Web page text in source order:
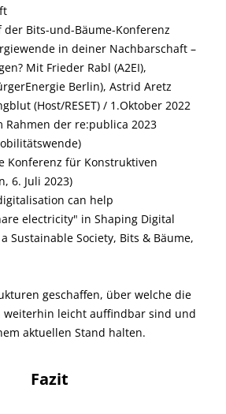
der Bits-und-Bäume-Konferenz
in deiner Nachbarschaft –
Mit Frieder Rabl (A2EI),
Berlin), Astrid Aretz
(Host/RESET) / 1.Oktober 2022
Rahmen der re:publica 2023
Konferenz für Konstruktiven
6. Juli 2023)
can help
electricity" in Shaping Digital
Sustainable Society, Bits & Bäume,
geschaffen, über welche die
weiterhin leicht auffindbar sind und
aktuellen Stand halten.
Fazit